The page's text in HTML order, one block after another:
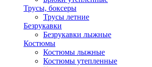
Трусы, боксеры
Трусы летние
Безрукавки
Безрукавки лыжные
Костюмы
Костюмы лыжные
Костюмы утепленные